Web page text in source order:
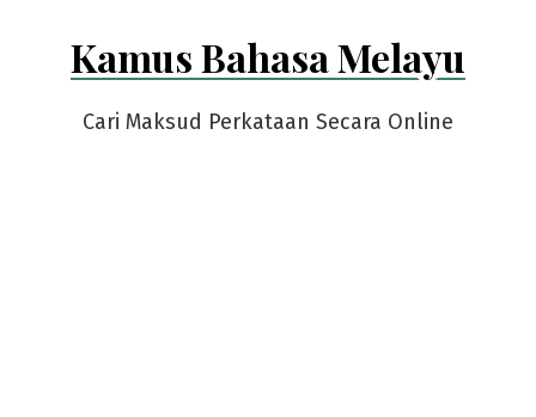
Kamus Bahasa Melayu
Cari Maksud Perkataan Secara Online